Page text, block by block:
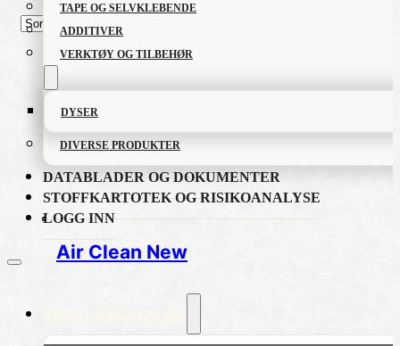
TAPE OG SELVKLEBENDE
ADDITIVER
VERKTØY OG TILBEHØR
DYSER
DIVERSE PRODUKTER
DATABLADER OG DOKUMENTER
STOFFKARTOTEK OG RISIKOANALYSE
LOGG INN
etter
Air Clean New